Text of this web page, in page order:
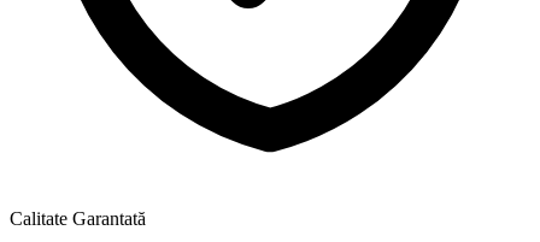
Calitate Garantată